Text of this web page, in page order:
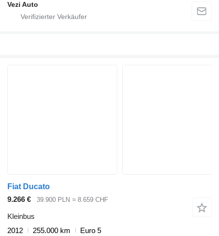
Vezi Auto
Fiat Ducato
9.266 €
39.900 PLN ≈ 8.659 CHF
Kleinbus
2012
255.000 km Euro 5